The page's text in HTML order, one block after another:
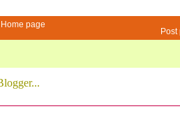
Post
Home page